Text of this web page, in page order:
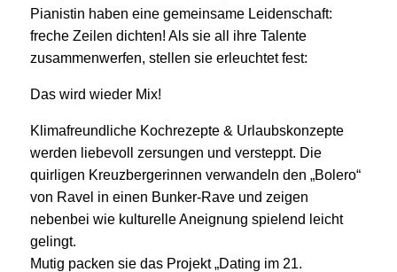
Pianistin haben eine gemeinsame Leidenschaft:
freche Zeilen dichten! Als sie all ihre Talente
zusammenwerfen, stellen sie erleuchtet fest:
Das wird wieder Mix!
Klimafreundliche Kochrezepte & Urlaubskonzepte
werden liebevoll zersungen und versteppt. Die
quirligen Kreuzbergerinnen verwandeln den „Bolero“
von Ravel in einen Bunker-Rave und zeigen
nebenbei wie kulturelle Aneignung spielend leicht
gelingt.
Mutig packen sie das Projekt „Dating im 21.